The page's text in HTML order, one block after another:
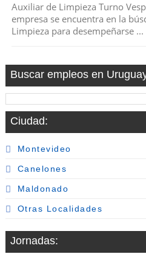
Auxiliar de Limpieza Turno
empresa se encuentra en la
Limpieza para desempeñarse ...
Buscar empleos en
Ciudad:
Montevideo
Canelones
Maldonado
Otras Localidades
Jornadas: